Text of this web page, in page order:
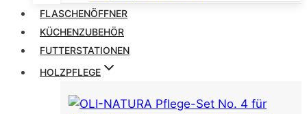
FLASCHENÖFFNER
KÜCHENZUBEHÖR
FUTTERSTATIONEN
HOLZPFLEGE